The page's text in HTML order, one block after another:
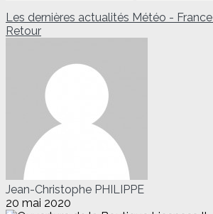
Les dernières actualités Météo - France
Retour
Jean-Christophe PHILIPPE
20 mai 2020